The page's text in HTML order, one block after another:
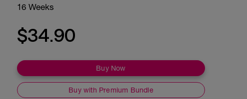
16 Weeks
$34.90
Buy Now
Buy with Premium Bundle